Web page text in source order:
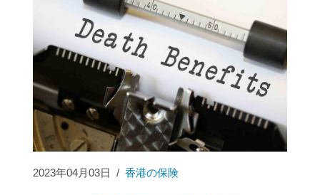
2023年04月03日 / 香港の保険